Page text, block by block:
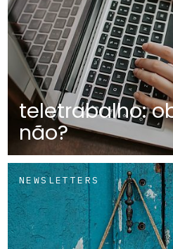
teletrabalho:
não?
NEWSLETTERS